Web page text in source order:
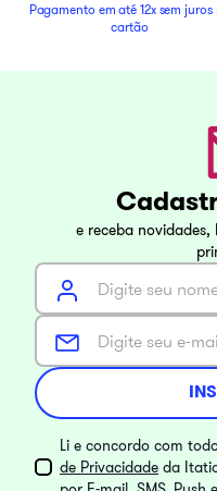
Pagamento em até 12x sem juros
cartão
e receba
Li e concordo com
de Privacidade da